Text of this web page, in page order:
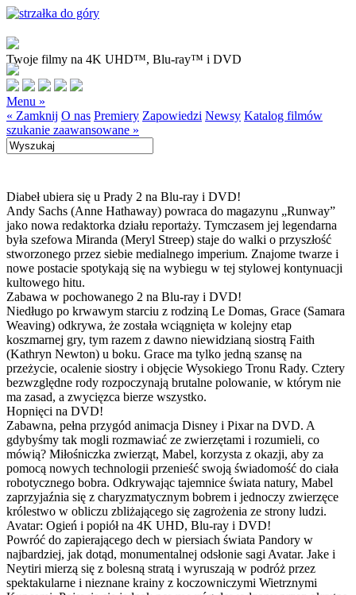
Twoje filmy na 4K UHD™, Blu-ray™ i DVD
Menu »
« Zamknij O nas Premiery Zapowiedzi Newsy Katalog filmów
szukanie zaawansowane »
Diabeł ubiera się u Prady 2 na Blu-ray i DVD!
Andy Sachs (Anne Hathaway) powraca do magazynu „Runway”
jako nowa redaktorka działu reportaży. Tymczasem jej legendarna
była szefowa Miranda (Meryl Streep) staje do walki o przyszłość
stworzonego przez siebie medialnego imperium. Znajome twarze i
nowe postacie spotykają się na wybiegu w tej stylowej kontynuacji
kultowego hitu.
Zabawa w pochowanego 2 na Blu-ray i DVD!
Niedługo po krwawym starciu z rodziną Le Domas, Grace (Samara
Weaving) odkrywa, że została wciągnięta w kolejny etap
koszmarnej gry, tym razem z dawno niewidzianą siostrą Faith
(Kathryn Newton) u boku. Grace ma tylko jedną szansę na
przeżycie, ocalenie siostry i objęcie Wysokiego Tronu Rady. Cztery
bezwzględne rody rozpoczynają brutalne polowanie, w którym nie
ma zasad, a zwycięzca bierze wszystko.
Hopnięci na DVD!
Zabawna, pełna przygód animacja Disney i Pixar na DVD. A
gdybyśmy tak mogli rozmawiać ze zwierzętami i rozumieli, co
mówią? Miłośniczka zwierząt, Mabel, korzysta z okazji, aby za
pomocą nowych technologii przenieść swoją świadomość do ciała
robotycznego bobra. Odkrywając tajemnice świata natury, Mabel
zaprzyjaźnia się z charyzmatycznym bobrem i jednoczy zwierzęce
królestwo w obliczu zbliżającego się zagrożenia ze strony ludzi.
Avatar: Ogień i popiół na 4K UHD, Blu-ray i DVD!
Powróć do zapierającego dech w piersiach świata Pandory w
najbardziej, jak dotąd, monumentalnej odsłonie sagi Avatar. Jake i
Neytiri mierzą się z bolesną stratą i wyruszają w podróż przez
spektakularne i nieznane krainy z koczowniczymi Wietrznymi